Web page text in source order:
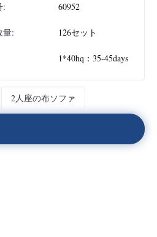
: 60952
量: 126セット
1*40hq：35-45days
2人座の布ソファ